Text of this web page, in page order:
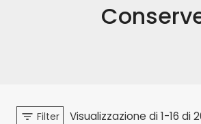
Filter Visualizzazione di 1-16 di